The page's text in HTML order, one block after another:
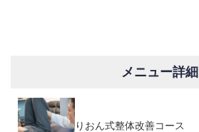
メニュー詳細
りおん式整体改善コース